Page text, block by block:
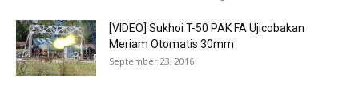
[VIDEO] Sukhoi T-50 PAK FA Ujicobakan
Meriam Otomatis 30mm
September 23, 2016